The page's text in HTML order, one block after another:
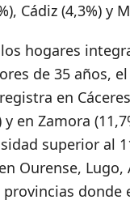
Cádiz (4,3%) y
hogares
de 35 años,
en
y en Zamora
superior al
Ourense, Lugo,
provincias